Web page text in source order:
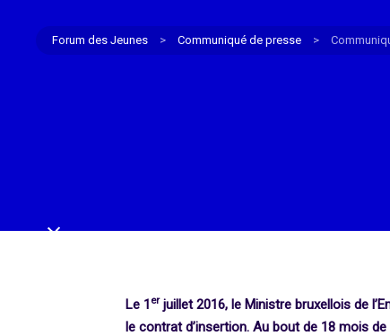
Forum des Jeunes > Communiqué de presse >
Le 1 erjuillet 2016, le Ministre bruxellois de
le contrat d’insertion. Au bout de 18 mois